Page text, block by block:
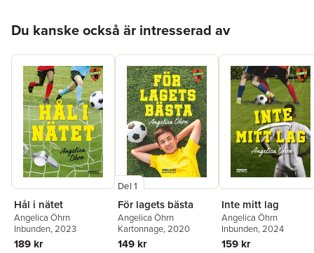
Du kanske också är intresserad av
Hål i nätet
Angelica Öhrn
Inbunden, 2023
189 kr
Del 1
För lagets bästa
Angelica Öhrn
Kartonnage, 2020
149 kr
Inte mitt lag
Angelica Öhrn
Inbunden, 2024
159 kr